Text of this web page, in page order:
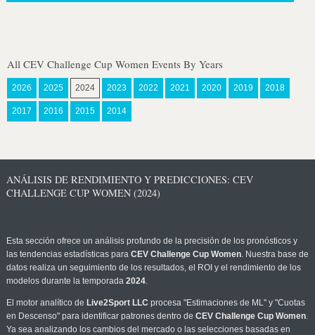
All CEV Challenge Cup Women Events By Years
2026 2025 2024 2023 2022 2021 2020 2019 2018
2017 2016 2015 2014
ANÁLISIS DE RENDIMIENTO Y PREDICCIONES: CEV
CHALLENGE CUP WOMEN (2024)
Esta sección ofrece un análisis profundo de la precisión de los pronósticos y
las tendencias estadísticas para CEV Challenge Cup Women. Nuestra base de
datos realiza un seguimiento de los resultados, el ROI y el rendimiento de los
modelos durante la temporada 2024.
El motor analítico de Live2Sport LLC procesa "Estimaciones de ML" y "Cuotas
en Descenso" para identificar patrones dentro de CEV Challenge Cup Women.
Ya sea analizando los cambios del mercado o las selecciones basadas en